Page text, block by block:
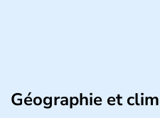
Géographie et